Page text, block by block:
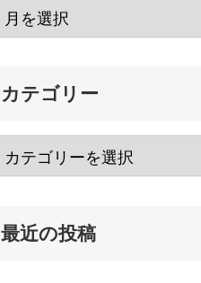
カテゴリー
最近の投稿